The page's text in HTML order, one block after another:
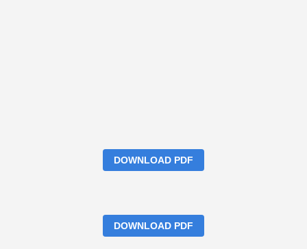
DOWNLOAD PDF
DOWNLOAD PDF